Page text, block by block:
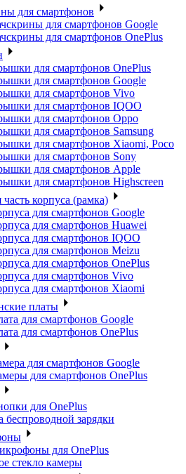
для смартфонов
для смартфонов Google
для смартфонов OnePlus
для смартфонов OnePlus
для смартфонов Google
для смартфонов Vivo
для смартфонов IQOO
для смартфонов Oppo
для смартфонов Samsung
для смартфонов Xiaomi, Poco
для смартфонов Sony
для смартфонов Apple
для смартфонов Highscreen
корпуса (рамка)
для смартфонов Google
для смартфонов Huawei
для смартфонов IQOO
для смартфонов Meizu
для смартфонов OnePlus
для смартфонов Vivo
для смартфонов Xiaomi
платы
для смартфонов Google
для смартфонов OnePlus
для смартфонов Google
для смартфонов OnePlus
для OnePlus
беспроводной зарядки
для OnePlus
стекло камеры